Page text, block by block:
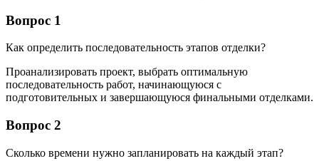
Вопрос 1
Как определить последовательность этапов отделки?
Проанализировать проект, выбрать оптимальную
последовательность работ, начинающуюся с
подготовительных и завершающуюся финальными отделками.
Вопрос 2
Сколько времени нужно запланировать на каждый этап?